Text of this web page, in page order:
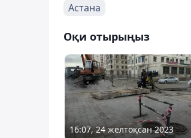
Астана
Оқи отырыңыз
16:07, 24 желтоқсан 2023